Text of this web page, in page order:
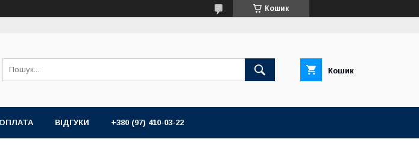
Кошик
Кошик
ВІДГУКИ +380 (97) 410-03-22